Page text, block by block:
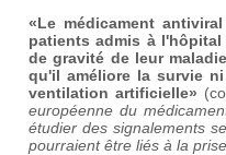
«Le médicament
patients admis à
de gravité de leur
qu'il améliore la survie
ventilation artificielle»
européenne du
étudier des signalements
pourraient être liés à la